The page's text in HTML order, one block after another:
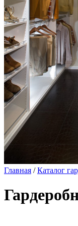
Главная /Каталог